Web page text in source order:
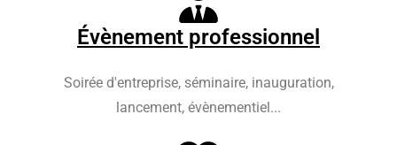
Évènement professionnel
Soirée d'entreprise, séminaire, inauguration,
lancement, évènementiel...